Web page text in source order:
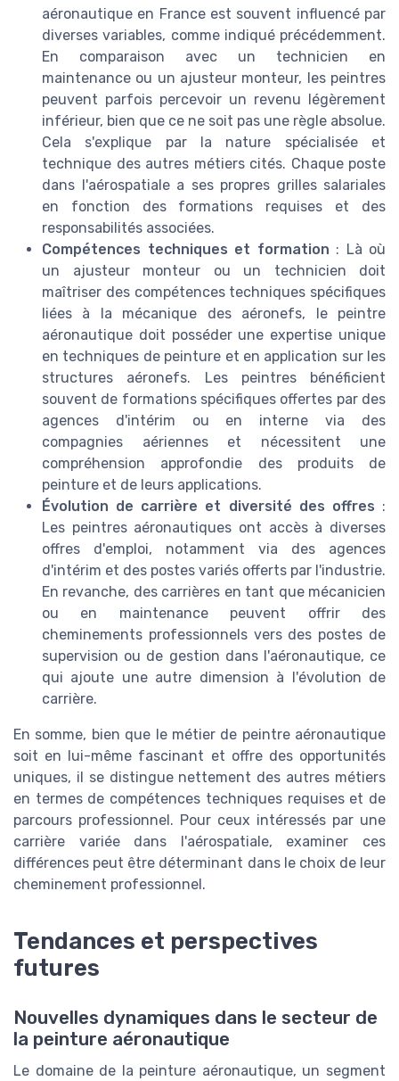
aéronautique en France est souvent influencé par
diverses variables, comme indiqué précédemment.
En comparaison avec un technicien en
maintenance ou un ajusteur monteur, les peintres
peuvent parfois percevoir un revenu légèrement
inférieur, bien que ce ne soit pas une règle absolue.
Cela s'explique par la nature spécialisée et
technique des autres métiers cités. Chaque poste
dans l'aérospatiale a ses propres grilles salariales
en fonction des formations requises et des
responsabilités associées.
Compétences techniques et formation : Là où
un ajusteur monteur ou un technicien doit
maîtriser des compétences techniques spécifiques
liées à la mécanique des aéronefs, le peintre
aéronautique doit posséder une expertise unique
en techniques de peinture et en application sur les
structures aéronefs. Les peintres bénéficient
souvent de formations spécifiques offertes par des
agences d'intérim ou en interne via des
compagnies aériennes et nécessitent une
compréhension approfondie des produits de
peinture et de leurs applications.
Évolution de carrière et diversité des offres :
Les peintres aéronautiques ont accès à diverses
offres d'emploi, notamment via des agences
d'intérim et des postes variés offerts par l'industrie.
En revanche, des carrières en tant que mécanicien
ou en maintenance peuvent offrir des
cheminements professionnels vers des postes de
supervision ou de gestion dans l'aéronautique, ce
qui ajoute une autre dimension à l'évolution de
carrière.
En somme, bien que le métier de peintre aéronautique
soit en lui-même fascinant et offre des opportunités
uniques, il se distingue nettement des autres métiers
en termes de compétences techniques requises et de
parcours professionnel. Pour ceux intéressés par une
carrière variée dans l'aérospatiale, examiner ces
différences peut être déterminant dans le choix de leur
cheminement professionnel.
Tendances et perspectives
futures
Nouvelles dynamiques dans le secteur de
la peinture aéronautique
Le domaine de la peinture aéronautique, un segment